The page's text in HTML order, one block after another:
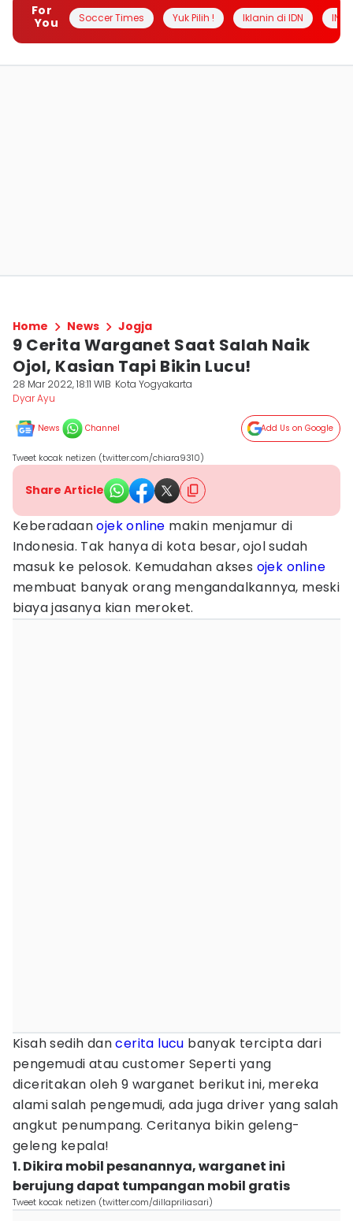
For
You
Soccer Times Yuk Pilih ! Iklanin di IDN
Home News Jogja
9 Cerita Warganet Saat Salah Naik
Ojol, Kasian Tapi Bikin Lucu!
28 Mar 2022, 18:11 WIB Kota Yogyakarta
Dyar Ayu
News Channel Add Us on Google
Tweet kocak netizen (twitter.com/chiara9310)
Share Article
Keberadaanojek online makin menjamur di
Indonesia. Tak hanya di kota besar, ojol sudah
masuk ke pelosok. Kemudahan akses ojek online
membuat banyak orang mengandalkannya, meski
biaya jasanya kian meroket.
Kisah sedih dancerita lucu banyak tercipta dari
pengemudi atau customer Seperti yang
diceritakan oleh 9 warganet berikut ini, mereka
alami salah pengemudi, ada juga driver yang salah
angkut penumpang. Ceritanya bikin geleng-
geleng kepala!
1. Dikira mobil pesanannya, warganet ini
berujung dapat tumpangan mobil gratis
Tweet kocak netizen (twitter.com/dillapriliasari)